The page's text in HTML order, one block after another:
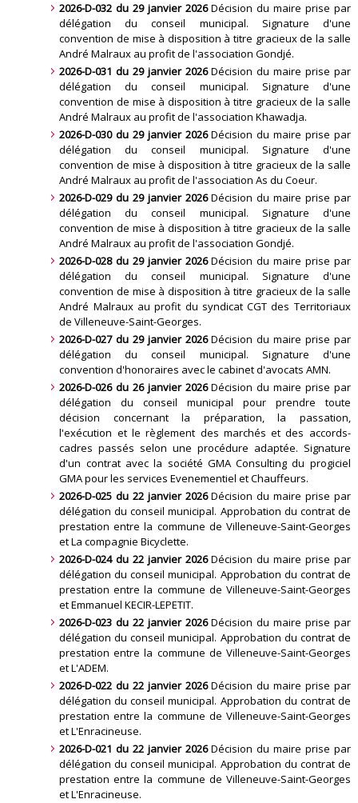
2026-D-032 du 29 janvier 2026Décision du maire prise par
délégation du conseil municipal. Signature d'une
convention de mise à disposition à titre gracieux de la salle
André Malraux au profit de l'association Gondjé.
2026-D-031 du 29 janvier 2026Décision du maire prise par
délégation du conseil municipal. Signature d'une
convention de mise à disposition à titre gracieux de la salle
André Malraux au profit de l'association Khawadja.
2026-D-030 du 29 janvier 2026Décision du maire prise par
délégation du conseil municipal. Signature d'une
convention de mise à disposition à titre gracieux de la salle
André Malraux au profit de l'association As du Coeur.
2026-D-029 du 29 janvier 2026Décision du maire prise par
délégation du conseil municipal. Signature d'une
convention de mise à disposition à titre gracieux de la salle
André Malraux au profit de l'association Gondjé.
2026-D-028 du 29 janvier 2026Décision du maire prise par
délégation du conseil municipal. Signature d'une
convention de mise à disposition à titre gracieux de la salle
André Malraux au profit du syndicat CGT des Territoriaux
de Villeneuve-Saint-Georges.
2026-D-027 du 29 janvier 2026Décision du maire prise par
délégation du conseil municipal. Signature d'une
convention d'honoraires avec le cabinet d'avocats AMN.
2026-D-026 du 26 janvier 2026Décision du maire prise par
délégation du conseil municipal pour prendre toute
décision concernant la préparation, la passation,
l'exécution et le règlement des marchés et des accords-
cadres passés selon une procédure adaptée. Signature
d'un contrat avec la société GMA Consulting du progiciel
GMA pour les services Evenementiel et Chauffeurs.
2026-D-025 du 22 janvier 2026Décision du maire prise par
délégation du conseil municipal. Approbation du contrat de
prestation entre la commune de Villeneuve-Saint-Georges
et La compagnie Bicyclette.
2026-D-024 du 22 janvier 2026Décision du maire prise par
délégation du conseil municipal. Approbation du contrat de
prestation entre la commune de Villeneuve-Saint-Georges
et Emmanuel KECIR-LEPETIT.
2026-D-023 du 22 janvier 2026Décision du maire prise par
délégation du conseil municipal. Approbation du contrat de
prestation entre la commune de Villeneuve-Saint-Georges
et L'ADEM.
2026-D-022 du 22 janvier 2026Décision du maire prise par
délégation du conseil municipal. Approbation du contrat de
prestation entre la commune de Villeneuve-Saint-Georges
et L'Enracineuse.
2026-D-021 du 22 janvier 2026Décision du maire prise par
délégation du conseil municipal. Approbation du contrat de
prestation entre la commune de Villeneuve-Saint-Georges
et L'Enracineuse.